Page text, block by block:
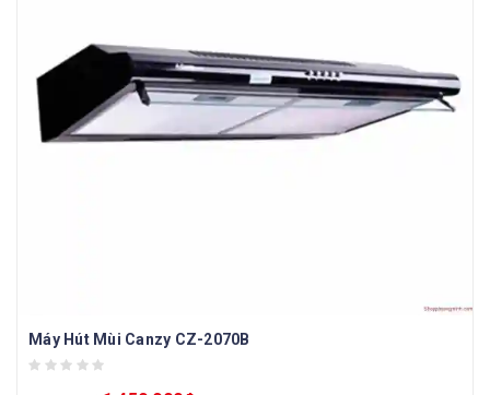
Máy Hút Mùi Canzy CZ-2070B